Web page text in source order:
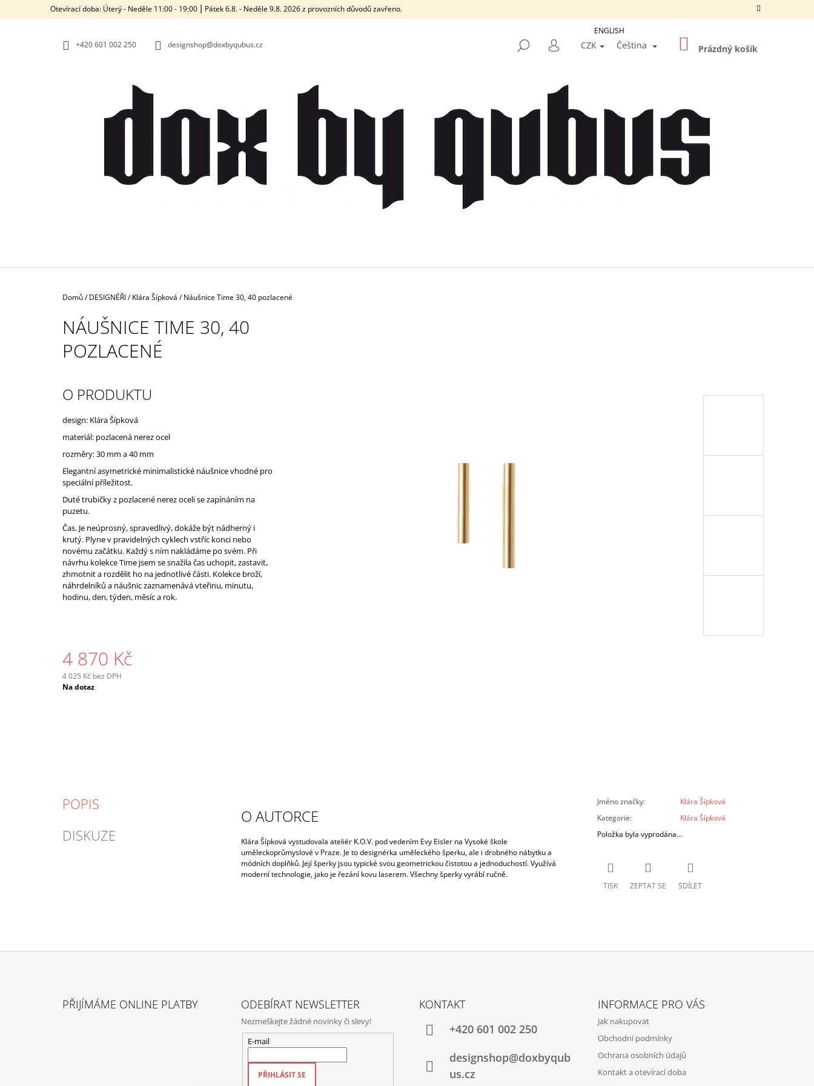
Otevírací doba: Úterý - Neděle 11:00 - 19:00 ⎮ Pátek 6.8. - Neděle 9.8. 2026 z provozních důvodů zavřeno.
+420‭ 601 002 250 designshop@doxbyqubus.cz HLEDAT
PŘIHLÁŠENÍ
CZK Čeština NÁKUPNÍ
KOŠÍK
Prázdný košík
Domů/ DESIGNÉŘI/ Klára Šípková / Náušnice Time 30, 40 pozlacené
NÁUŠNICE TIME 30, 40
POZLACENÉ
O PRODUKTU
design: Klára Šípková
materiál: pozlacená nerez ocel
rozměry:30 mm a 40 mm
Elegantní asymetrické minimalistické náušnice vhodné pro
speciální příležitost.
Duté trubičky z pozlacené nerez oceli se zapínáním na
puzetu.
Čas. Je neúprosný, spravedlivý, dokáže být nádherný i
krutý. Plyne v pravidelných cyklech vstříc konci nebo
novému začátku. Každý s ním nakládáme po svém. Při
návrhu kolekce Time jsem se snažila čas uchopit, zastavit,
zhmotnit a rozdělit ho na jednotlivé části. Kolekce broží,
náhrdelníků a náušnic zaznamenává vteřinu, minutu,
hodinu, den, týden, měsíc a rok.
4 870 Kč
4 025 Kč bez DPH
Měrná
Na dotaz
POPIS
DISKUZE
O AUTORCE
Klára Šípková vystudovala ateliér K.O.V. pod vedením Evy Eisler na Vysoké škole
uměleckoprůmyslové v Praze. Je to designérka uměleckého šperku, ale i drobného nábytku a
módních doplňků. Její šperky jsou typické svou geometrickou čistotou a jednoduchostí. Využívá
moderní technologie, jako je řezání kovu laserem. Všechny šperky vyrábí ručně.
Jméno značky:
Klára Šípková
Kategorie:
Klára Šípková
Položka byla vyprodána…
TISK ZEPTAT SE SDÍLET
O
DOPORUČUJEME
PŘIJÍMÁME ONLINE PLATBY ODEBÍRAT NEWSLETTER
Nezmeškejte žádné novinky či slevy!
E-mail
PŘIHLÁSIT SE
KONTAKT
+420‭ 601 002 250
designshop@doxbyqub
us.cz
INFORMACE PRO VÁS
Jak nakupovat
Obchodní podmínky
Ochrana osobních údajů
Kontakt a otevírací doba
ENGLISH